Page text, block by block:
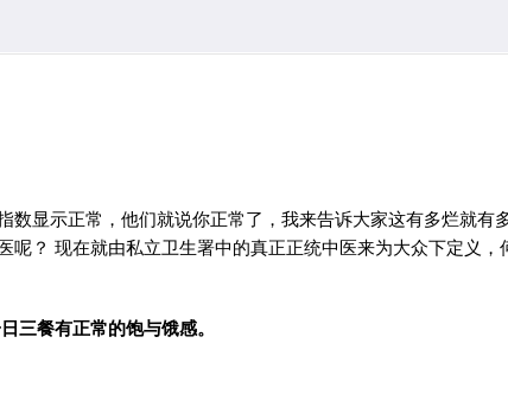
显示正常，他们就说你正常了，我来告诉大家这有多烂就
？ 现在就由私立卫生署中的真正正统中医来为大众下定义，
三餐有正常的饱与饿感。